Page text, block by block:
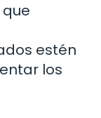
estén
los